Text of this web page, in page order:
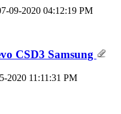
09-2020 04:12:19 PM
CSD3 Samsung
2020 11:11:31 PM